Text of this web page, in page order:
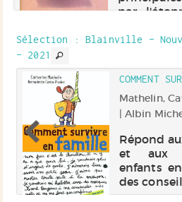
par
en
Sélection : Blainville -
- 2021
COMMENT
Mathelin,
| Albin
Répond
et aux
enfants
des